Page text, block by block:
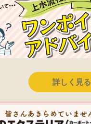
詳しく見る